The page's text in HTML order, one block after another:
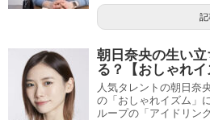
記
朝日奈央の生い
る？【おしゃれイ
人気タレントの朝日奈
の「おしゃれイズム」
ループの「アイドリン